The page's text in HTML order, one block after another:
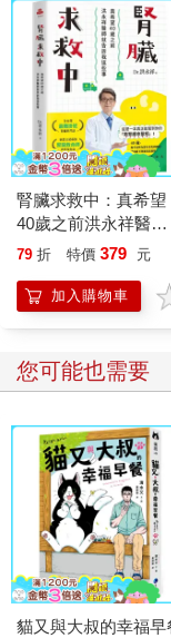
腎臟求救中：真希望
40歲之前洪永祥醫師
就告訴我這些事
79 折 特價 379 元
加入購物車
您可能也需要
貓又與大叔的幸福早